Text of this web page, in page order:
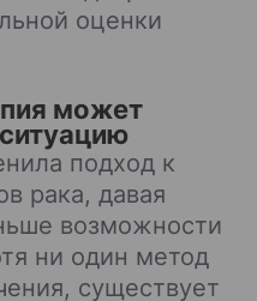
оценки
может
подход к
рака, давая
возможности
ни один метод
существует